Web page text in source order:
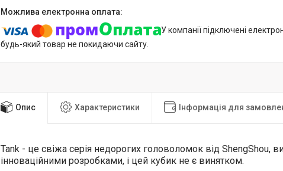
У компанії підключені
будь-який товар не покидаючи сайту.
Опис Характеристики Інформація для
Tank - це свіжа серія недорогих головоломок від ShengShou,
інноваційними розробками, і цей кубик не є винятком.